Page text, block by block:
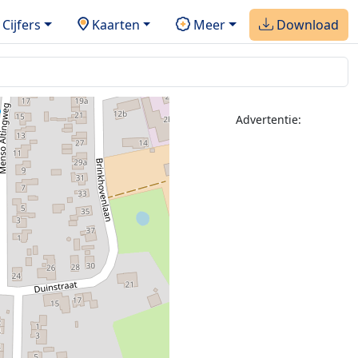
Cijfers Kaarten Meer Download
Advertentie: